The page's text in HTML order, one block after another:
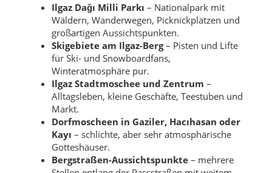
Ilgaz Dağı Milli Parkı – Nationalpark mit
Wäldern, Wanderwegen, Picknickplätzen und
großartigen Aussichtspunkten.
Skigebiete am Ilgaz-Berg– Pisten und Lifte
für Ski- und Snowboardfans,
Winteratmosphäre pur.
Ilgaz Stadtmoschee und Zentrum –
Alltagsleben, kleine Geschäfte, Teestuben und
Markt.
Dorfmoscheen in Gaziler, Hacıhasan oder
Kayı – schlichte, aber sehr atmosphärische
Gotteshäuser.
Bergstraßen-Aussichtspunkte – mehrere